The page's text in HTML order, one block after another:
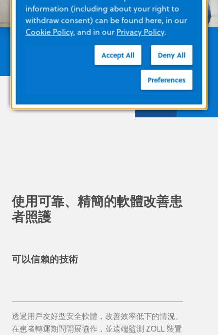
使用可靠、精簡的軟體改善患
者照護
可以信賴的技術
透過用戶友好型安全軟體，改善效率低下的情況、
在患者轉運期間開展協作，並遠端監測 ZOLL 裝置
information (including about your right to
withdraw consent) can be found here, in our
Cookie Policy, and in ourPrivacy Policy.
Accept All Deny All
Preferences